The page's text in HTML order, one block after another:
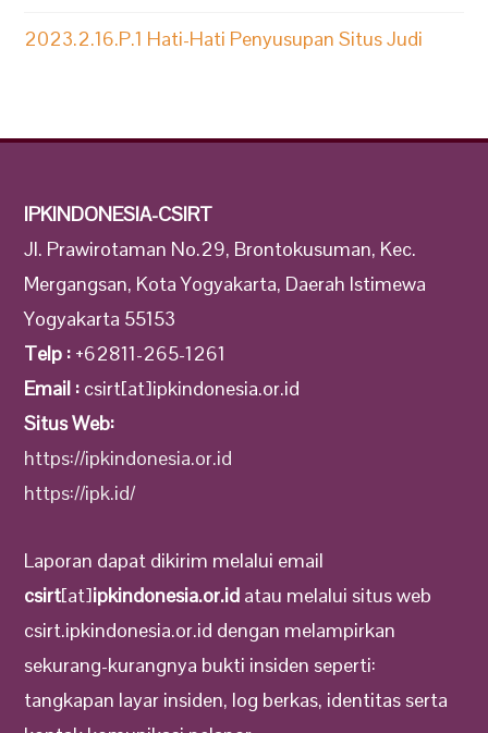
2023.2.16.P.1 Hati-Hati Penyusupan Situs Judi
IPKINDONESIA-CSIRT
Jl. Prawirotaman No.29, Brontokusuman, Kec.
Mergangsan, Kota Yogyakarta, Daerah Istimewa
Yogyakarta 55153
Telp : +62811-265-1261
Email : csirt[at]ipkindonesia.or.id
Situs Web:
https://ipkindonesia.or.id
https://ipk.id/
Laporan dapat dikirim melalui email
csirt[at]ipkindonesia.or.id atau melalui situs web
csirt.ipkindonesia.or.id dengan melampirkan
sekurang-kurangnya bukti insiden seperti:
tangkapan layar insiden, log berkas, identitas serta